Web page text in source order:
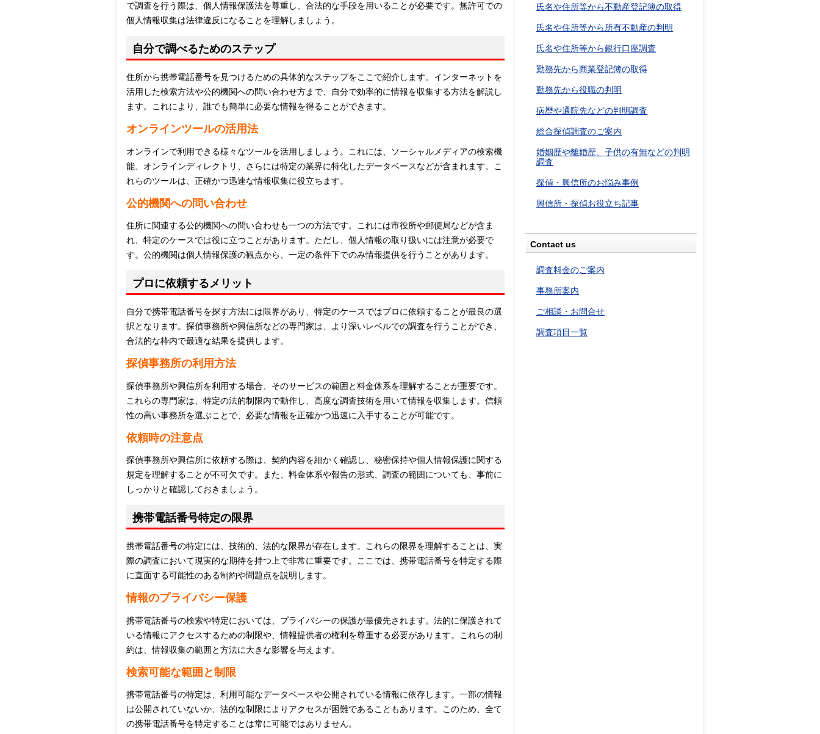
で調査を行う際は、個人情報保護法を尊重し、合法的な手段を用いることが必要です。無許可での
個人情報収集は法律違反になることを理解しましょう。
自分で調べるためのステップ
住所から携帯電話番号を見つけるための具体的なステップをここで紹介します。インターネットを
活用した検索方法や公的機関への問い合わせ方まで、自分で効率的に情報を収集する方法を解説し
ます。これにより、誰でも簡単に必要な情報を得ることができます。
オンラインツールの活用法
オンラインで利用できる様々なツールを活用しましょう。これには、ソーシャルメディアの検索機
能、オンラインディレクトリ、さらには特定の業界に特化したデータベースなどが含まれます。こ
れらのツールは、正確かつ迅速な情報収集に役立ちます。
公的機関への問い合わせ
住所に関連する公的機関への問い合わせも一つの方法です。これには市役所や郵便局などが含ま
れ、特定のケースでは役に立つことがあります。ただし、個人情報の取り扱いには注意が必要で
す。公的機関は個人情報保護の観点から、一定の条件下でのみ情報提供を行うことがあります。
プロに依頼するメリット
自分で携帯電話番号を探す方法には限界があり、特定のケースではプロに依頼することが最良の選
択となります。探偵事務所や興信所などの専門家は、より深いレベルでの調査を行うことができ、
合法的な枠内で最適な結果を提供します。
探偵事務所の利用方法
探偵事務所や興信所を利用する場合、そのサービスの範囲と料金体系を理解することが重要です。
これらの専門家は、特定の法的制限内で動作し、高度な調査技術を用いて情報を収集します。信頼
性の高い事務所を選ぶことで、必要な情報を正確かつ迅速に入手することが可能です。
依頼時の注意点
探偵事務所や興信所に依頼する際は、契約内容を細かく確認し、秘密保持や個人情報保護に関する
規定を理解することが不可欠です。また、料金体系や報告の形式、調査の範囲についても、事前に
しっかりと確認しておきましょう。
携帯電話番号特定の限界
携帯電話番号の特定には、技術的、法的な限界が存在します。これらの限界を理解することは、実
際の調査において現実的な期待を持つ上で非常に重要です。ここでは、携帯電話番号を特定する際
に直面する可能性のある制約や問題点を説明します。
情報のプライバシー保護
携帯電話番号の検索や特定においては、プライバシーの保護が最優先されます。法的に保護されて
いる情報にアクセスするための制限や、情報提供者の権利を尊重する必要があります。これらの制
約は、情報収集の範囲と方法に大きな影響を与えます。
検索可能な範囲と制限
携帯電話番号の特定は、利用可能なデータベースや公開されている情報に依存します。一部の情報
は公開されていないか、法的な制限によりアクセスが困難であることもあります。このため、全て
の携帯電話番号を特定することは常に可能ではありません。
氏名や住所等から不動産登記簿の取得
氏名や住所等から所有不動産の判明
氏名や住所等から銀行口座調査
勤務先から商業登記簿の取得
勤務先から役職の判明
病歴や通院先などの判明調査
総合探偵調査のご案内
婚姻歴や離婚歴、子供の有無などの判明
調査
探偵・興信所のお悩み事例
興信所・探偵お役立ち記事
Contact us
調査料金のご案内
事務所案内
ご相談・お問合せ
調査項目一覧